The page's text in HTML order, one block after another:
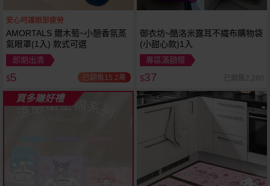
安心呵護眼部疲勞
AMORTALS 爾木萄~小憩香氛蒸
氣眼罩(1入) 款式可選
即期出清
$5 已銷售15.2萬
御衣坊~酷洛米露耳不織布購物袋
(小甜心款)1入
專區滿額贈
$37 已銷售2,280
買多賺好禮